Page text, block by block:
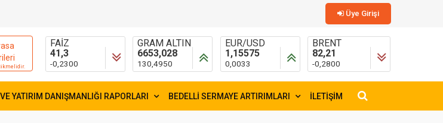
Üye Girişi
FAİZ
41,3
-0,2300
GRAM ALTIN
6653,028
130,4950
EUR/USD
1,15575
0,0033
BRENT
82,21
-0,2800
YATIRIM DANIŞMANLIĞI RAPORLARI BEDELLİ SERMAYE ARTIRIMLARI İLETİŞİM
×